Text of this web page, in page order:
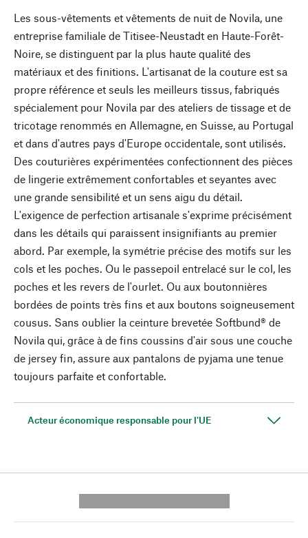
Les sous-vêtements et vêtements de nuit de Novila, une
entreprise familiale de Titisee-Neustadt en Haute-Forêt-
Noire, se distinguent par la plus haute qualité des
matériaux et des finitions. L'artisanat de la couture est sa
propre référence et seuls les meilleurs tissus, fabriqués
spécialement pour Novila par des ateliers de tissage et de
tricotage renommés en Allemagne, en Suisse, au Portugal
et dans d'autres pays d'Europe occidentale, sont utilisés.
Des couturières expérimentées confectionnent des pièces
de lingerie extrêmement confortables et seyantes avec
une grande sensibilité et un sens aigu du détail.
L'exigence de perfection artisanale s'exprime précisément
dans les détails qui paraissent insignifiants au premier
abord. Par exemple, la symétrie précise des motifs sur les
cols et les poches. Ou le passepoil entrelacé sur le col, les
poches et les revers de l'ourlet. Ou aux boutonnières
bordées de points très fins et aux boutons soigneusement
cousus. Sans oublier la ceinture brevetée Softbund® de
Novila qui, grâce à de fins coussins d'air sous une couche
de jersey fin, assure aux pantalons de pyjama une tenue
toujours parfaite et confortable.
Acteur économique responsable pour l'UE